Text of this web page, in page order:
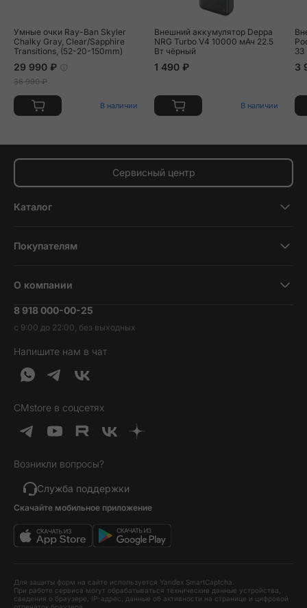
Умные очки Ray-Ban Skyler
Chalky Gray, Clear/Sapphire
Transitions, (52-20-150mm)
29 990 ₽
36 990 ₽
В наличии
Внешний аккумулятор Deppa
NRG Turbo V4 10000 мАч 22.5
Вт чёрный
1 490 ₽
В наличии
33
3
Сервисный центр
Каталог
Планшеты
Наушники и колонки
Гаджеты
Услуги и софт
Идеи подарков
Товары дня
Выгодные комплекты
Хиты продаж
Уценка
Покупателям
Трейд-ин
Гарантия и возврат
Доставка и оплата
Кредит и рассрочка
О компании
Вакансии
Контакты
Обратная связь
О нас
8 918 000-00-25
с 9:00 до 22:00, без выходных
Напишите нам в чат
CMstore в соцсетях
Возникли вопросы?
Служба поддержки
Скачайте мобильное приложение
Для защиты форм на сайте используется Yandex SmartCaptcha.
При работе сервиса могут обрабатываться технические данные устройства,
сведения о браузере, IP-адрес, данные об активности на странице и цифровой